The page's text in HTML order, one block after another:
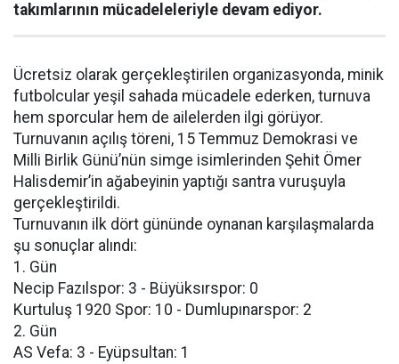
takımlarının mücadeleleriyle devam ediyor.
Ücretsiz olarak gerçekleştirilen organizasyonda, minik
futbolcular yeşil sahada mücadele ederken, turnuva
hem sporcular hem de ailelerden ilgi görüyor.
Turnuvanın açılış töreni, 15 Temmuz Demokrasi ve
Milli Birlik Günü’nün simge isimlerinden Şehit Ömer
Halisdemir’in ağabeyinin yaptığı santra vuruşuyla
gerçekleştirildi.
Turnuvanın ilk dört gününde oynanan karşılaşmalarda
şu sonuçlar alındı:
1. Gün
Necip Fazılspor: 3 - Büyüksırspor: 0
Kurtuluş 1920 Spor: 10 - Dumlupınarspor: 2
2. Gün
AS Vefa: 3 - Eyüpsultan: 1